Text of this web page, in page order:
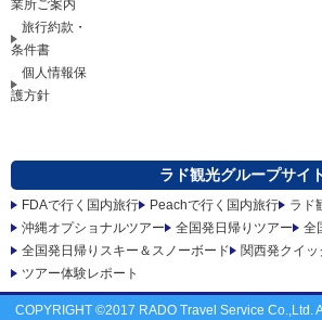
業所ご案内
旅行約款・
条件書
個人情報保
護方針
ラド観光グループサイ
FDAで行く国内旅行 Peachで行く国内旅行
ラド
沖縄オプショナルツアー
全国発日帰りツアー
全
全国発日帰りスキー＆スノーボード
関西発クイ
ツアー体験レポート
COPYRIGHT ©2017 RADO Travel Service Co.,Ltd.